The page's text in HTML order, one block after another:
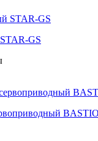
GS